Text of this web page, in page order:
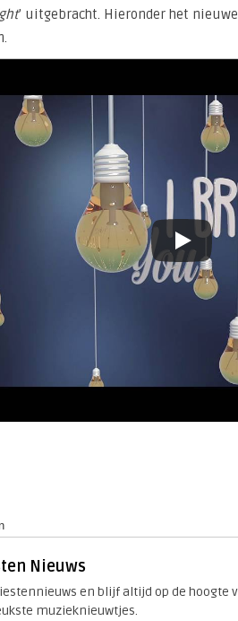
’ uitgebracht. Hieronder het
Nieuws
en blijf altijd op de
muzieknieuwtjes.